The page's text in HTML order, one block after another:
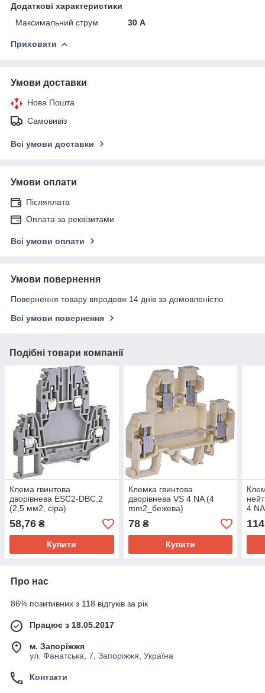
Додаткові характеристики
Максимальний струм
30 А
Приховати
Умови доставки
Нова Пошта
Самовивіз
Всі умови доставки
Умови оплати
Післяплата
Оплата за реквізитами
Всі умови оплати
Умови повернення
Повернення товару впродовж 14 днів за домовленістю
Всі умови повернення
Подібні товари компанії
Клема гвинтова
дворівнева ESC2-DBC.2
(2,5 мм2, сіра)
58,76 ₴
Купити
Клемка гвинтова
дворівнева VS 4 NA (4
mm2_бежева)
78₴
Купити
4
Про нас
86% позитивних з 118 відгуків за рік
Працює з 18.05.2017
м. Запоріжжя
ул. Фанатська, 7, Запоріжжя, Україна
Контакти